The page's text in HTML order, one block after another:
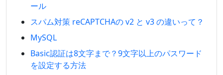
ール
スパム対策 reCAPTCHAの v2 と v3 の違いって？
MySQL
Basic認証は8文字まで？9文字以上のパスワード
を設定する方法